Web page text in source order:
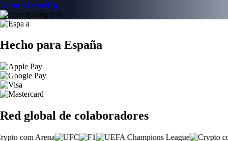
Únete a Level Up
Hecho para España
Red global de colaboradores